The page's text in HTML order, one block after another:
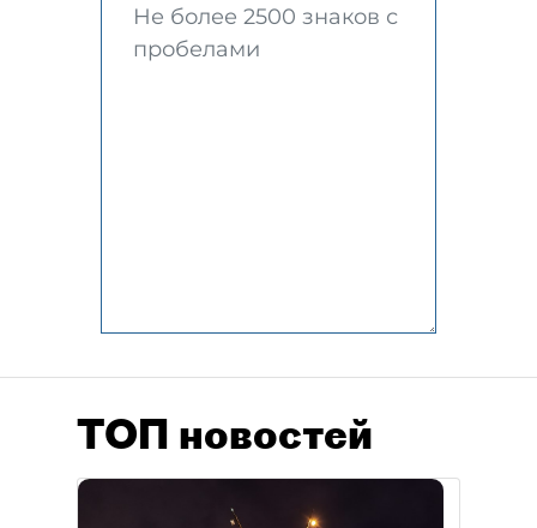
ТОП новостей